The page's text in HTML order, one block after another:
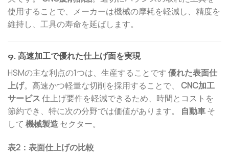
使用することで、メーカーは機械の摩耗を軽減し、精度を
維持し、工具の寿命を延ばします。
9. 高速加工で優れた仕上げ面を実現
HSMの主な利点の1つは、生産することです優れた表面仕
上げ。高速かつ軽量な切削を採用することで、 CNC加工
サービス仕上げ要件を軽減できるため、時間とコストを
節約でき、特に次の分野では価値があります。 自動車そ
して 機械製造セクター。
表2：表面仕上げの比較